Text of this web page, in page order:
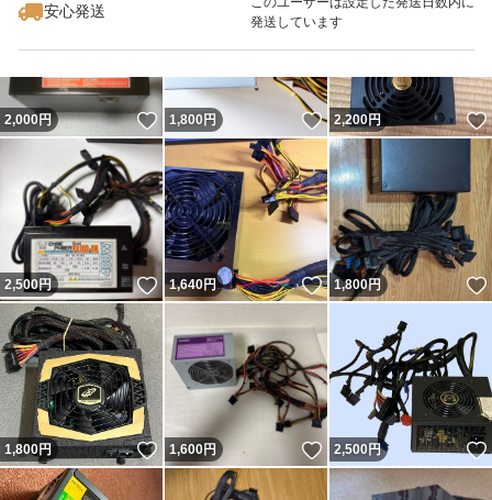
安心発送
発送しています
2,000円 いいね！
1,800 円 いいね！
2,200円
2,500円 いいね！
1,640円 いいね！
1,800円
1,800円 いいね！
1,600円 いいね！
2,500円